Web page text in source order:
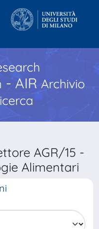
- AIR Archivio
AGR/15 -
Alimentari